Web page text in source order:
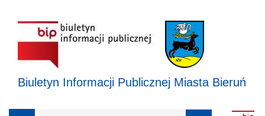
Biuletyn Informacji Publicznej Miasta Bieruń